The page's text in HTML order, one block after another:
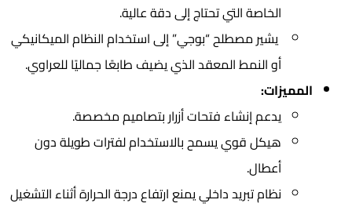
الخاصة التي تحتاج إلى دقة عالية.
يشير مصطلح “بوجي” إلى استخدام النظام الميكانيكي
أو النمط المعقد الذي يضيف طابعًا جماليًا للعراوي.
المميزات:
يدعم إنشاء فتحات أزرار بتصاميم مخصصة.
هيكل قوي يسمح بالاستخدام لفترات طويلة دون
أعطال.
نظام تبريد داخلي يمنع ارتفاع درجة الحرارة أثناء التشغيل